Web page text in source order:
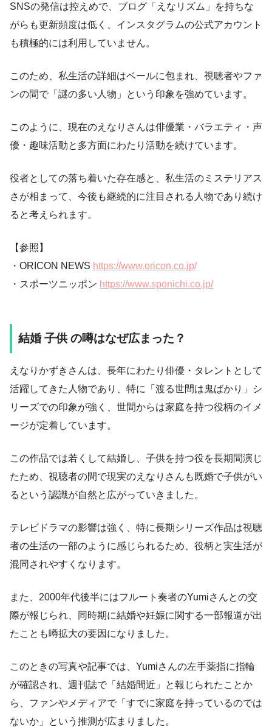
SNSの発信は控えめで、ブログ「えなリズム」を持ちな
がらも更新頻度は低く、インスタグラムの公式アカウント
も積極的には利用していません。
このため、私生活の詳細はベールに包まれ、視聴者やファ
ンの間で「謎の多い人物」という印象を強めています。
このように、現在のえなりさんは俳優業・バラエティ・声
優・趣味活動と多方面にわたり活動を続けています。
役者としての落ち着いた存在感と、私生活のミステリアス
さが相まって、今後も継続的に注目される人物であり続け
ると考えられます。
【参照】
・ORICON NEWS https://www.oricon.co.jp/
・スポーツニッポン https://www.sponichi.co.jp/
結婚 子供 の噂はなぜ広まった？
えなりかずきさんは、長年にわたり俳優・タレントとして
活躍してきた人物であり、特に「渡る世間は鬼ばかり」シ
リーズでの印象が強く、世間からは家庭を持つ役柄のイメ
ージが定着しています。
この作品では若くして結婚し、子供を持つ役を長期間演じ
たため、視聴者の間で現実のえなりさんも既婚で子供がい
るという認識が自然と広がっていきました。
テレビドラマの影響は強く、特に長期シリーズ作品は視聴
者の生活の一部のように感じられるため、役柄と実生活が
混同されやすくなります。
また、2000年代後半にはフルート奏者のYumiさんとの交
際が報じられ、同時期に結婚や妊娠に関する一部報道が出
たことも噂拡大の要因になりました。
このときの写真や記事では、Yumiさんの左手薬指に指輪
が確認され、週刊誌で「結婚間近」と報じられたことか
ら、ファンやメディアで「すでに家庭を持っているのでは
ないか」という推測が広まりました。